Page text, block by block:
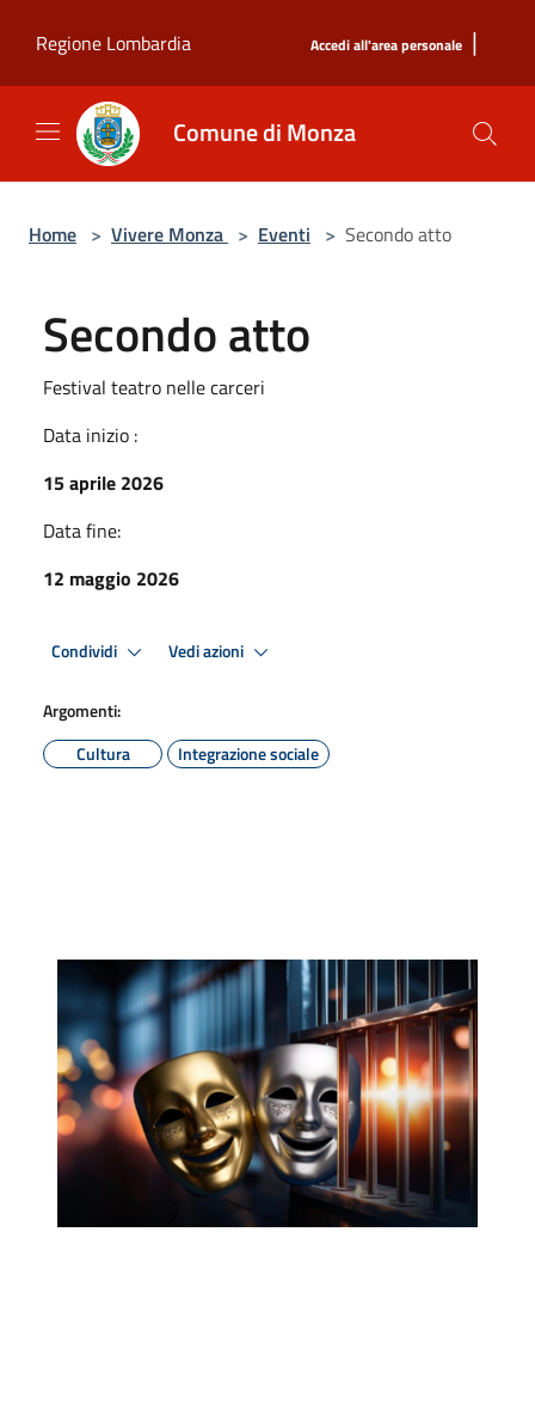
Regione Lombardia
Accedi all'area personale |
Comune di Monza
Home > Vivere Monza > Eventi > Secondo atto
Secondo atto
Festival teatro nelle carceri
Data inizio :
15 aprile 2026
Data fine:
12 maggio 2026
Condividi Vedi azioni
Argomenti:
Cultura
Integrazione sociale